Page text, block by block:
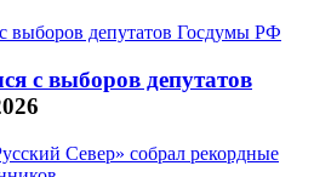
с выборов депутатов